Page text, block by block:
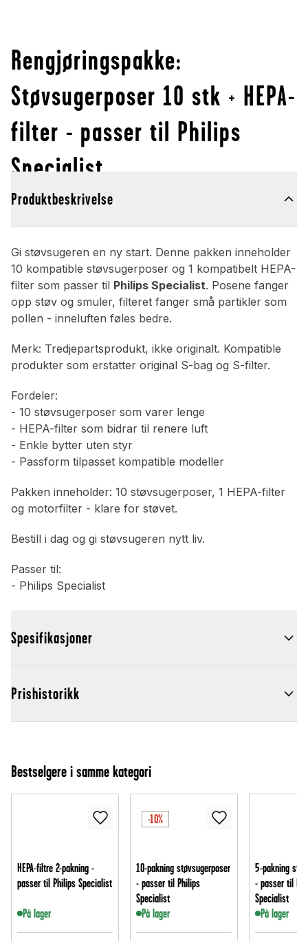
Rengjøringspakke:
Støvsugerposer 10 stk + HEPA-
filter - passer til Philips
Specialist
Produktbeskrivelse
Gi støvsugeren en ny start. Denne pakken inneholder
10 kompatible støvsugerposer og 1 kompatibelt HEPA-
filter som passer til Philips Specialist. Posene fanger
opp støv og smuler, filteret fanger små partikler som
pollen - inneluften føles bedre.
Merk: Tredjepartsprodukt, ikke originalt. Kompatible
produkter som erstatter original S-bag og S-filter.
Fordeler:
- 10 støvsugerposer som varer lenge
- HEPA-filter som bidrar til renere luft
- Enkle bytter uten styr
- Passform tilpasset kompatible modeller
Pakken inneholder: 10 støvsugerposer, 1 HEPA-filter
og motorfilter - klare for støvet.
Bestill i dag og gi støvsugeren nytt liv.
Passer til:
- Philips Specialist
Spesifikasjoner
Prishistorikk
Bestselgere i samme kategori
HEPA-filtre 2-pakning -
passer til Philips Specialist
På lager
-10%
10-pakning støvsugerposer
- passer til Philips
Specialist
På lager
5-pakning
- passer til
Specialist
På lager